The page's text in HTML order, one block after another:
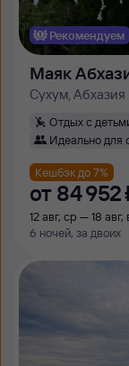
Рекомендуем
Маяк
Сухум, Абхазия
Отдых с
Идеально для
Кешбэк до 7%
от 84 ⁠952
12 авг, ср — 18 авг,
6 ночей, за двоих